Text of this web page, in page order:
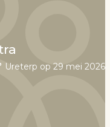
Ureterp op 29 mei 2026